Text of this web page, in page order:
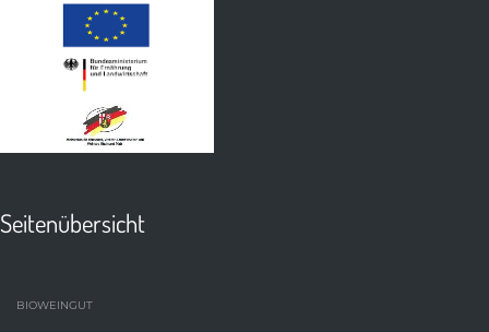
Seitenübersicht
BIOWEINGUT